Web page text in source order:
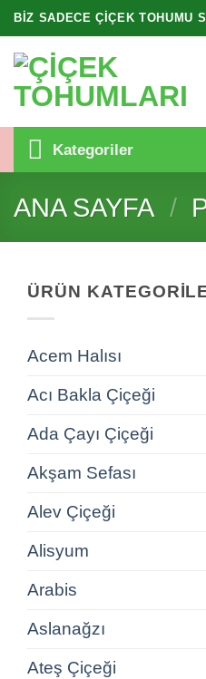
İçeriğe
atla
BIZ SADECE ÇIÇEK TOHUMU
Kategoriler
ANA SAYFA /
ÜRÜN
Acem Halısı
Acı Bakla Çiçeği
Ada Çayı Çiçeği
Akşam Sefası
Alev Çiçeği
Alisyum
Arabis
Aslanağzı
Ateş Çiçeği